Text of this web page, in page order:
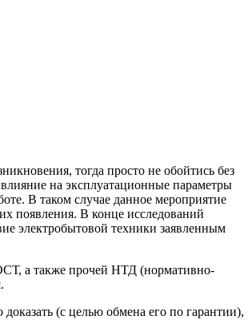
тогда просто не обойтись без
на эксплуатационные параметры
В таком случае данное мероприятие
появления. В конце исследований
электробытовой техники заявленным
а также прочей НТД (нормативно-
(с целью обмена его по гарантии),